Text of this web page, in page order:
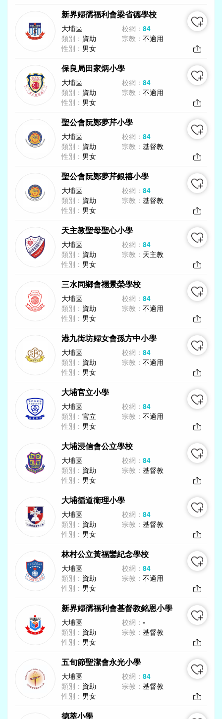
新界婦孺福利會梁省德學校
大埔區 校網： 84
類別： 資助 宗教： 不適用
性別： 男女
保良局田家炳小學
大埔區 校網： 84
類別： 資助 宗教： 不適用
性別： 男女
聖公會阮鄭夢芹小學
大埔區 校網： 84
類別： 資助 宗教： 基督教
性別： 男女
聖公會阮鄭夢芹銀禧小學
大埔區 校網： 84
類別： 資助 宗教： 基督教
性別： 男女
天主教聖母聖心小學
大埔區 校網： 84
類別： 資助 宗教： 天主教
性別： 男女
三水同鄉會禤景榮學校
大埔區 校網： 84
類別： 資助 宗教： 不適用
性別： 男女
港九街坊婦女會孫方中小學
大埔區 校網： 84
類別： 資助 宗教： 不適用
性別： 男女
大埔官立小學
大埔區 校網： 84
類別： 官立 宗教： 不適用
性別： 男女
大埔浸信會公立學校
大埔區 校網： 84
類別： 資助 宗教： 基督教
性別： 男女
大埔循道衛理小學
大埔區 校網： 84
類別： 資助 宗教： 基督教
性別： 男女
林村公立黃福鑾紀念學校
大埔區 校網： 84
類別： 資助 宗教： 不適用
性別： 男女
新界婦孺福利會基督教銘恩小學
大埔區 校網： -
類別： 資助 宗教： 基督教
性別： 男女
五旬節聖潔會永光小學
大埔區 校網： 84
類別： 資助 宗教： 基督教
性別： 男女
德萃小學